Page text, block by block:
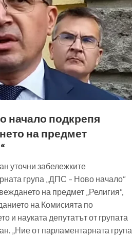
начало подкрепя
на предмет
уточни забележките
група „ДПС – Ново начало“
на предмет „Религия“,
на Комисията по
и науката депутатът от групата
„Ние от парламентарната група